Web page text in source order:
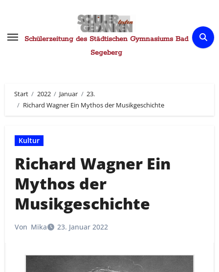
springenSchülerzeitung des Städtischen Gymnasiums Bad
Segeberg
Start 2022 Januar
23.
Richard Wagner Ein Mythos der Musikgeschichte
Kultur
Richard Wagner Ein
Mythos der
Musikgeschichte
Von Mika 23. Januar 2022